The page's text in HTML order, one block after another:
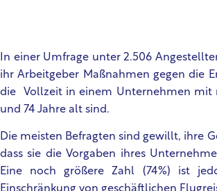
In einer Umfrage unter 2.506
ihr Arbeitgeber Maßnahmen gegen die
die Vollzeit in einem Unternehmen mit
und 74 Jahre alt sind.
Die meisten Befragten sind gewillt, ihre
dass sie die Vorgaben ihres
Eine noch größere Zahl (74%) ist